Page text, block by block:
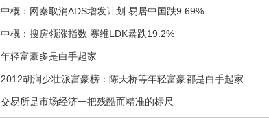
中概：网秦取消ADS增发计划 易居中国跌9.69%
中概：搜房领涨指数 赛维LDK暴跌19.2%
年轻富豪多是白手起家
2012胡润少壮派富豪榜：陈天桥等年轻富豪都是白手起家
交易所是市场经济一把残酷而精准的标尺